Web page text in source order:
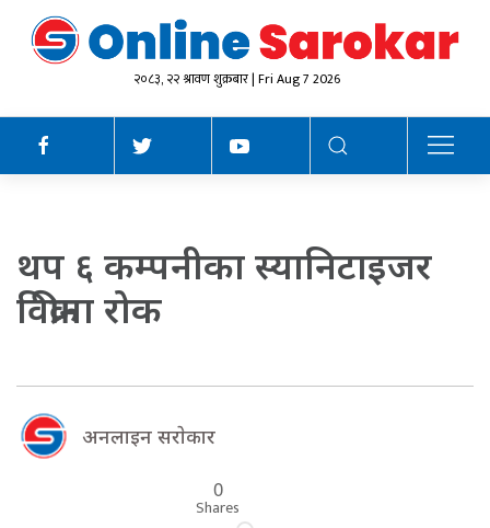
२०८३, २२ श्रावण शुक्रबार | Fri Aug 7 2026
थप ६ कम्पनीका स्यानिटाइजर
विक्रीमा रोक
अनलाइन सराेकार
0
Shares